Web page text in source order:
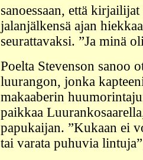
sanoessaan, että
jalanjälkensä ajan
seurattavaksi. ”Ja minä
Poelta Stevenson sanoo
luurangon, jonka
makaaberin
paikkaa
papukaijan. ”Kukaan ei
tai varata puhuvia